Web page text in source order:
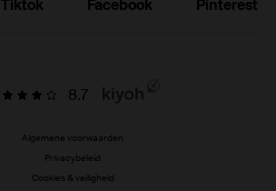
Tiktok Facebook Pinterest
8.7
Algemene voorwaarden
Privacybeleid
Cookies & veiligheid